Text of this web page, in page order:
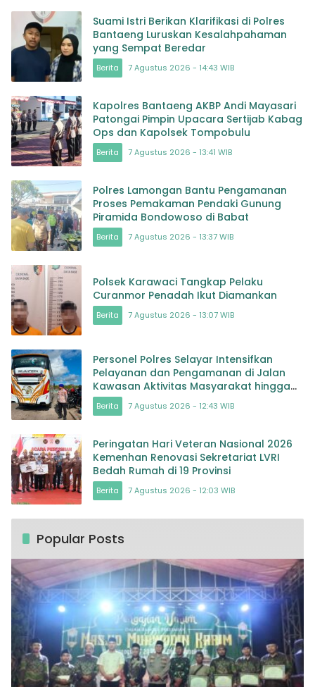
Suami Istri Berikan Klarifikasi di Polres
Bantaeng Luruskan Kesalahpahaman
yang Sempat Beredar
Berita 7 Agustus 2026 - 14:43 WIB
Kapolres Bantaeng AKBP Andi Mayasari
Patongai Pimpin Upacara Sertijab Kabag
Ops dan Kapolsek Tompobulu
Berita 7 Agustus 2026 - 13:41 WIB
Polres Lamongan Bantu Pengamanan
Proses Pemakaman Pendaki Gunung
Piramida Bondowoso di Babat
Berita 7 Agustus 2026 - 13:37 WIB
Polsek Karawaci Tangkap Pelaku
Curanmor Penadah Ikut Diamankan
Berita 7 Agustus 2026 - 13:07 WIB
Personel Polres Selayar Intensifkan
Pelayanan dan Pengamanan di Jalan
Kawasan Aktivitas Masyarakat hingga
Pelabuhan
Berita 7 Agustus 2026 - 12:43 WIB
Peringatan Hari Veteran Nasional 2026
Kemenhan Renovasi Sekretariat LVRI
Bedah Rumah di 19 Provinsi
Berita 7 Agustus 2026 - 12:03 WIB
Popular Posts